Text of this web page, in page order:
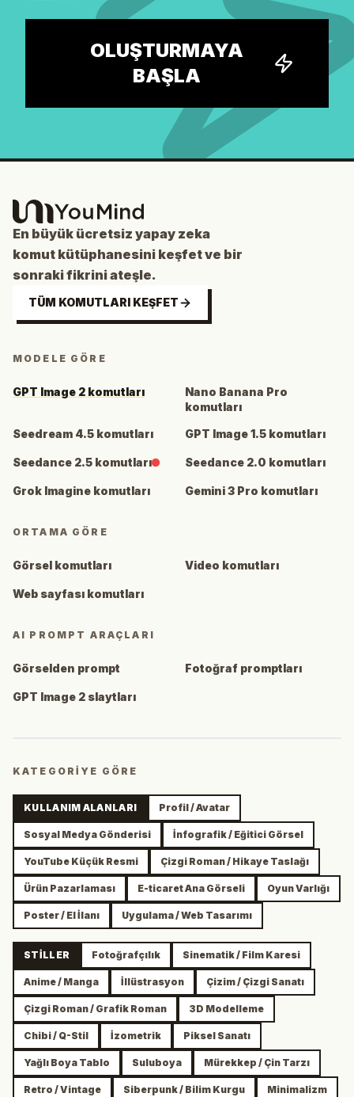
OLUŞTURMAYA
BAŞLA
En büyük ücretsiz yapay zeka
komut kütüphanesini keşfet ve bir
sonraki fikrini ateşle.
TÜM KOMUTLARI KEŞFET
MODELE GÖRE
GPT Image 2 komutları
Nano Banana Pro
komutları
Seedream 4.5 komutları
GPT Image 1.5 komutları
Seedance 2.5 komutları Seedance 2.0 komutları
Grok Imagine komutları Gemini 3 Pro komutları
ORTAMA GÖRE
Görsel komutları Video komutları
Web sayfası komutları
AI PROMPT ARAÇLARI
Görselden prompt Fotoğraf promptları
GPT Image 2 slaytları
KATEGORIYE GÖRE
KULLANIM ALANLARI Profil / Avatar
Sosyal Medya Gönderisi İnfografik / Eğitici Görsel
YouTube Küçük Resmi Çizgi Roman / Hikaye Taslağı
Ürün Pazarlaması E-ticaret Ana Görseli Oyun Varlığı
Poster / El İlanı Uygulama / Web Tasarımı
STILLER Fotoğrafçılık Sinematik / Film Karesi
Anime / Manga İllüstrasyon Çizim / Çizgi Sanatı
Çizgi Roman / Grafik Roman 3D Modelleme
Chibi / Q-Stil İzometrik Piksel Sanatı
Yağlı Boya Tablo Suluboya Mürekkep / Çin Tarzı
Retro / Vintage Siberpunk / Bilim Kurgu Minimalizm